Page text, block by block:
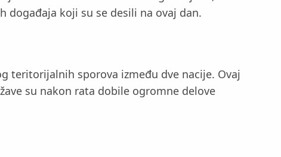
događaja koji su se desili na ovaj dan.
teritorijalnih sporova između dve nacije. Ovaj
su nakon rata dobile ogromne delove